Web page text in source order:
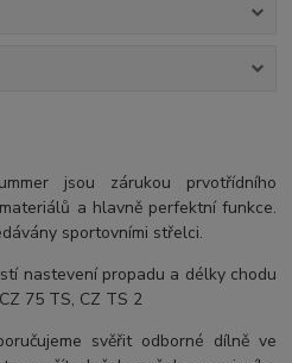
jsou zárukou prvotřídního
a hlavně perfektní funkce.
sportovními střelci.
nastevení propadu a délky chodu
75 TS, CZ TS 2
svěřit odborné dílně ve